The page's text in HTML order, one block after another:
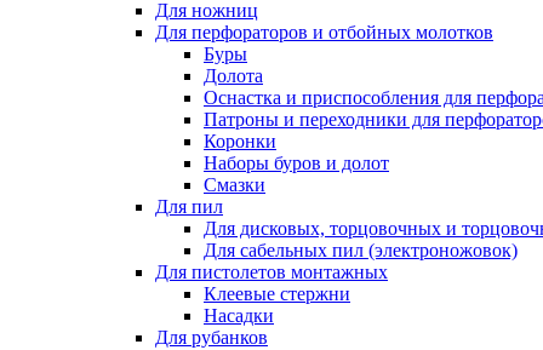
Для ножниц
Для перфораторов и отбойных молотков
Буры
Долота
Оснастка и приспособления для
Патроны и переходники для
Коронки
Наборы буров и долот
Смазки
Для пил
Для дисковых, торцовочных и
Для сабельных пил (электроножовок)
Для пистолетов монтажных
Клеевые стержни
Насадки
Для рубанков